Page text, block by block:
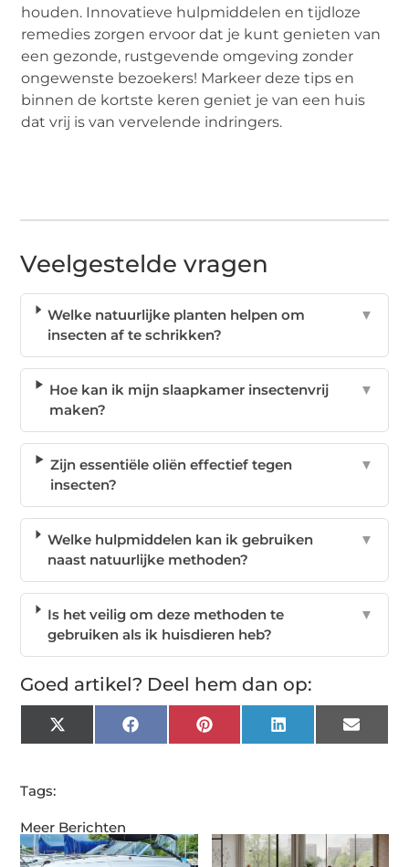
Meer Berichten
houden. Innovatieve hulpmiddelen en tijdloze
remedies zorgen ervoor dat je kunt genieten van
een gezonde, rustgevende omgeving zonder
ongewenste bezoekers! Markeer deze tips en
binnen de kortste keren geniet je van een huis
dat vrij is van vervelende indringers.
Veelgestelde vragen
Welke natuurlijke planten helpen om
insecten af te schrikken?
▼
Hoe kan ik mijn slaapkamer insectenvrij
maken?
▼
Zijn essentiële oliën effectief tegen
insecten?
▼
Welke hulpmiddelen kan ik gebruiken
naast natuurlijke methoden?
▼
Is het veilig om deze methoden te
gebruiken als ik huisdieren heb?
▼
Goed artikel? Deel hem dan op:
X
(Twitter)
FacebookPinterest LinkedIn Email
Tags: